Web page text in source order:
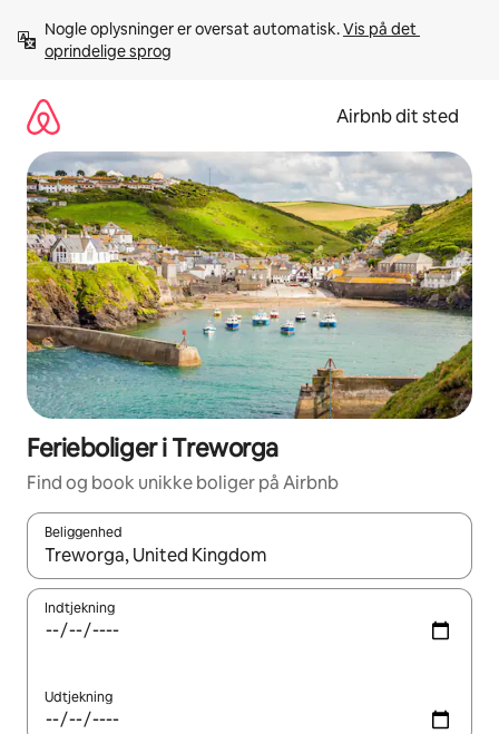
videre
Nogle oplysninger er oversat automatisk. Vis på det
oprindelige sprog
Airbnb dit sted
Ferieboliger i Treworga
Find og book unikke boliger på Airbnb
Beliggenhed
Når resultaterne er tilgængelige, skal du navigere med
Indtjekning
Udtjekning